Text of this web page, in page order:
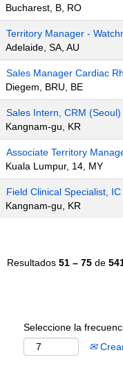
Bucharest, B, RO
Territory Manager -
Adelaide, SA, AU
Sales Manager Cardiac
Diegem, BRU, BE
Sales Intern, CRM (Seoul)
Kangnam-gu, KR
Associate Territory
Kuala Lumpur, 14, MY
Field Clinical Specialist, IC
Kangnam-gu, KR
Resultados 51 – 75 de
Seleccione la